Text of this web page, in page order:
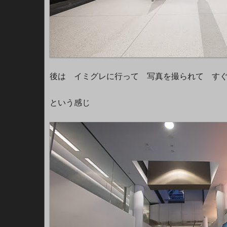
後は イミグレに行って 写真を撮られて す
という感じ